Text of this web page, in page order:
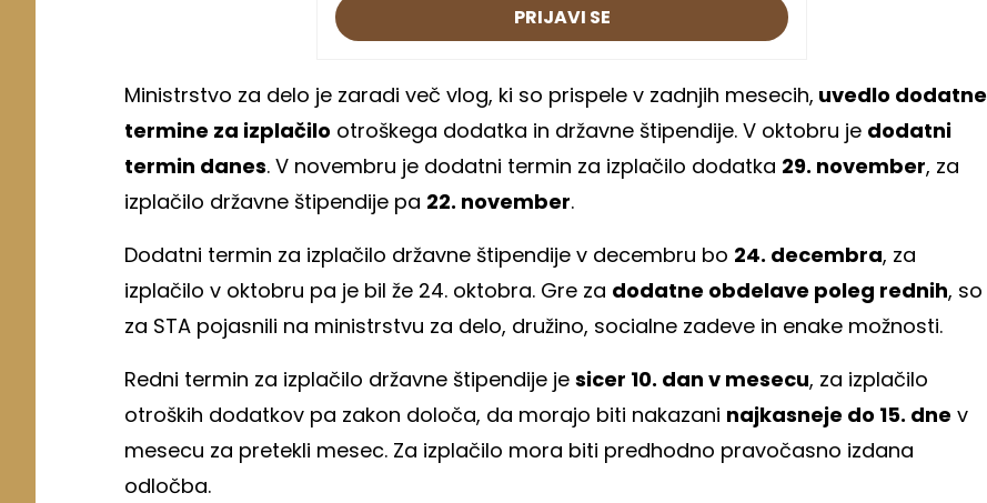
PRIJAVI SE
Ministrstvo za delo je zaradi več vlog, ki so prispele v zadnjih mesecih, uvedlo dodatne
termine za izplačilo otroškega dodatka in državne štipendije. V oktobru je dodatni
termin danes. V novembru je dodatni termin za izplačilo dodatka 29. november, za
izplačilo državne štipendije pa 22. november.
Dodatni termin za izplačilo državne štipendije v decembru bo 24. decembra, za
izplačilo v oktobru pa je bil že 24. oktobra. Gre za dodatne obdelave poleg rednih, so
za STA pojasnili na ministrstvu za delo, družino, socialne zadeve in enake možnosti.
Redni termin za izplačilo državne štipendije je sicer 10. dan v mesecu, za izplačilo
otroških dodatkov pa zakon določa, da morajo biti nakazani najkasneje do 15. dne v
mesecu za pretekli mesec. Za izplačilo mora biti predhodno pravočasno izdana
odločba.